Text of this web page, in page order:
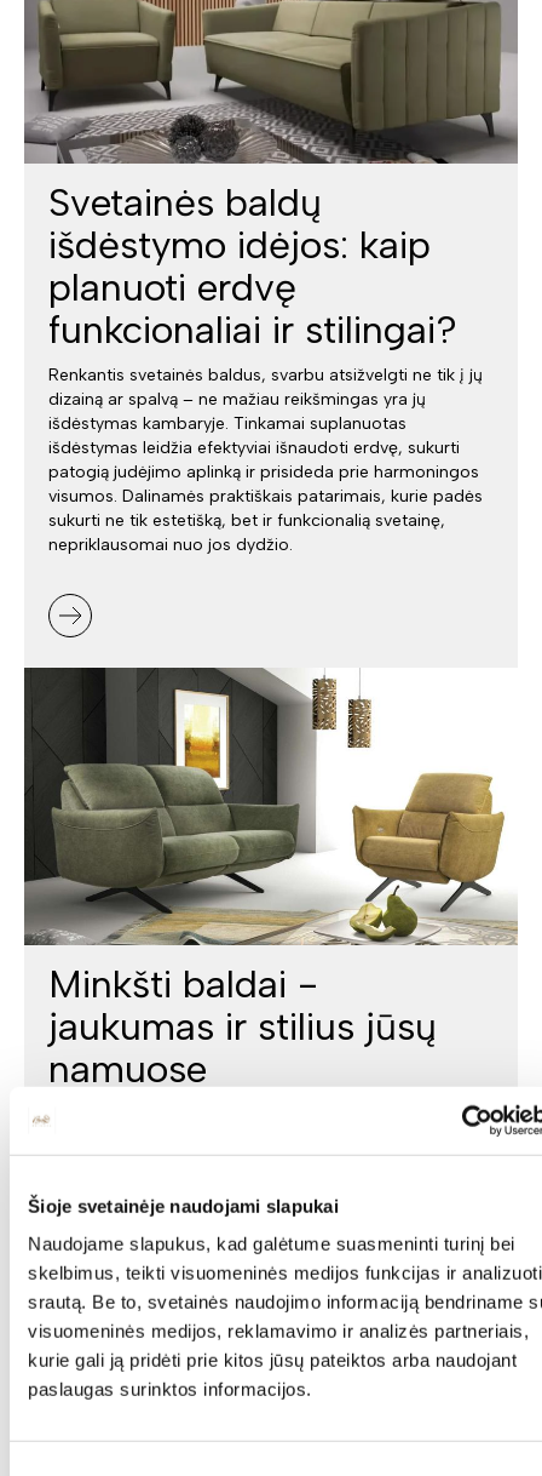
Šioje svetainėje naudojami slapukai
Naudojame slapukus, kad galėtume suasmeninti turinį bei
skelbimus, teikti visuomeninės medijos funkcijas ir analizuoti
srautą. Be to, svetainės naudojimo informaciją bendriname
visuomeninės medijos, reklamavimo ir analizės partneriais,
kurie gali ją pridėti prie kitos jūsų pateiktos arba naudojant
paslaugas surinktos informacijos.
Svetainės baldų
išdėstymo idėjos: kaip
planuoti erdvę
funkcionaliai ir stilingai?
Renkantis svetainės baldus, svarbu atsižvelgti ne tik į jų
dizainą ar spalvą – ne mažiau reikšmingas yra jų
išdėstymas kambaryje. Tinkamai suplanuotas
išdėstymas leidžia efektyviai išnaudoti erdvę, sukurti
patogią judėjimo aplinką ir prisideda prie harmoningos
visumos. Dalinamės praktiškais patarimais, kurie padės
sukurti ne tik estetišką, bet ir funkcionalią svetainę,
nepriklausomai nuo jos dydžio.
Minkšti baldai -
jaukumas ir stilius jūsų
namuose
Minkšti baldai yra vienas svarbiausių interjero elementų,
gali tapti pagrindiniu akcentu, subalansuoti kambario
stengiamės pirkti kokybiškus, funkcionalius baldus,